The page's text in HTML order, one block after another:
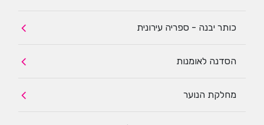
כותר יבנה - ספריה עירונית
הסדנה לאומנות
מחלקת הנוער